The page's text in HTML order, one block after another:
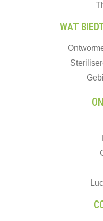
WAT